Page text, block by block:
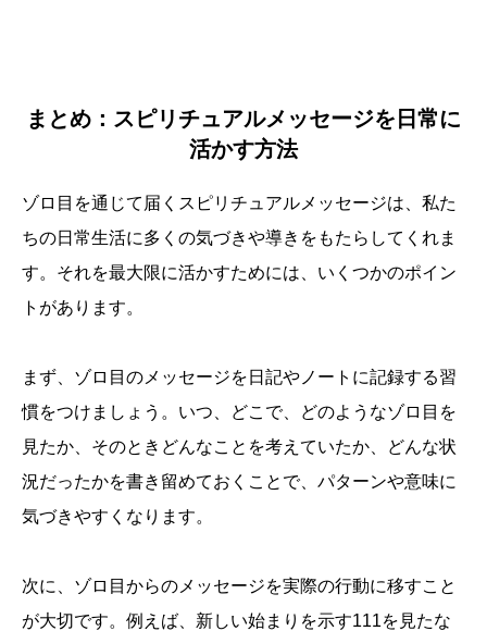
まとめ：スピリチュアルメッセージを日常に
活かす方法
ゾロ目を通じて届くスピリチュアルメッセージは、私た
ちの日常生活に多くの気づきや導きをもたらしてくれま
す。それを最大限に活かすためには、いくつかのポイン
トがあります。
まず、ゾロ目のメッセージを日記やノートに記録する習
慣をつけましょう。いつ、どこで、どのようなゾロ目を
見たか、そのときどんなことを考えていたか、どんな状
況だったかを書き留めておくことで、パターンや意味に
気づきやすくなります。
次に、ゾロ目からのメッセージを実際の行動に移すこと
が大切です。例えば、新しい始まりを示す111を見たな
誕生日ランキング 金運神社 金運財布 姓名判断